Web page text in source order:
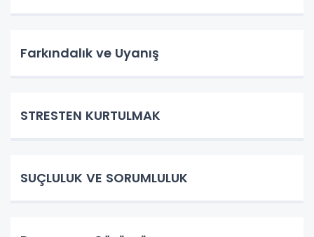
Farkındalık ve Uyanış
STRESTEN KURTULMAK
SUÇLULUK VE SORUMLULUK